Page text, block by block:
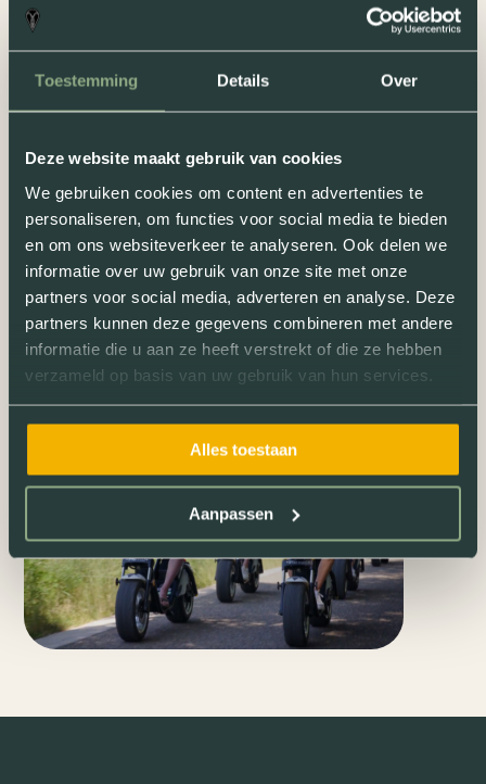
Toestemming Details Over
Deze website maakt gebruik van cookies
We gebruiken cookies om content en advertenties te
personaliseren, om functies voor social media te bieden
en om ons websiteverkeer te analyseren. Ook delen we
informatie over uw gebruik van onze site met onze
partners voor social media, adverteren en analyse. Deze
partners kunnen deze gegevens combineren met andere
informatie die u aan ze heeft verstrekt of die ze hebben
verzameld op basis van uw gebruik van hun services.
Alles toestaan
Aanpassen